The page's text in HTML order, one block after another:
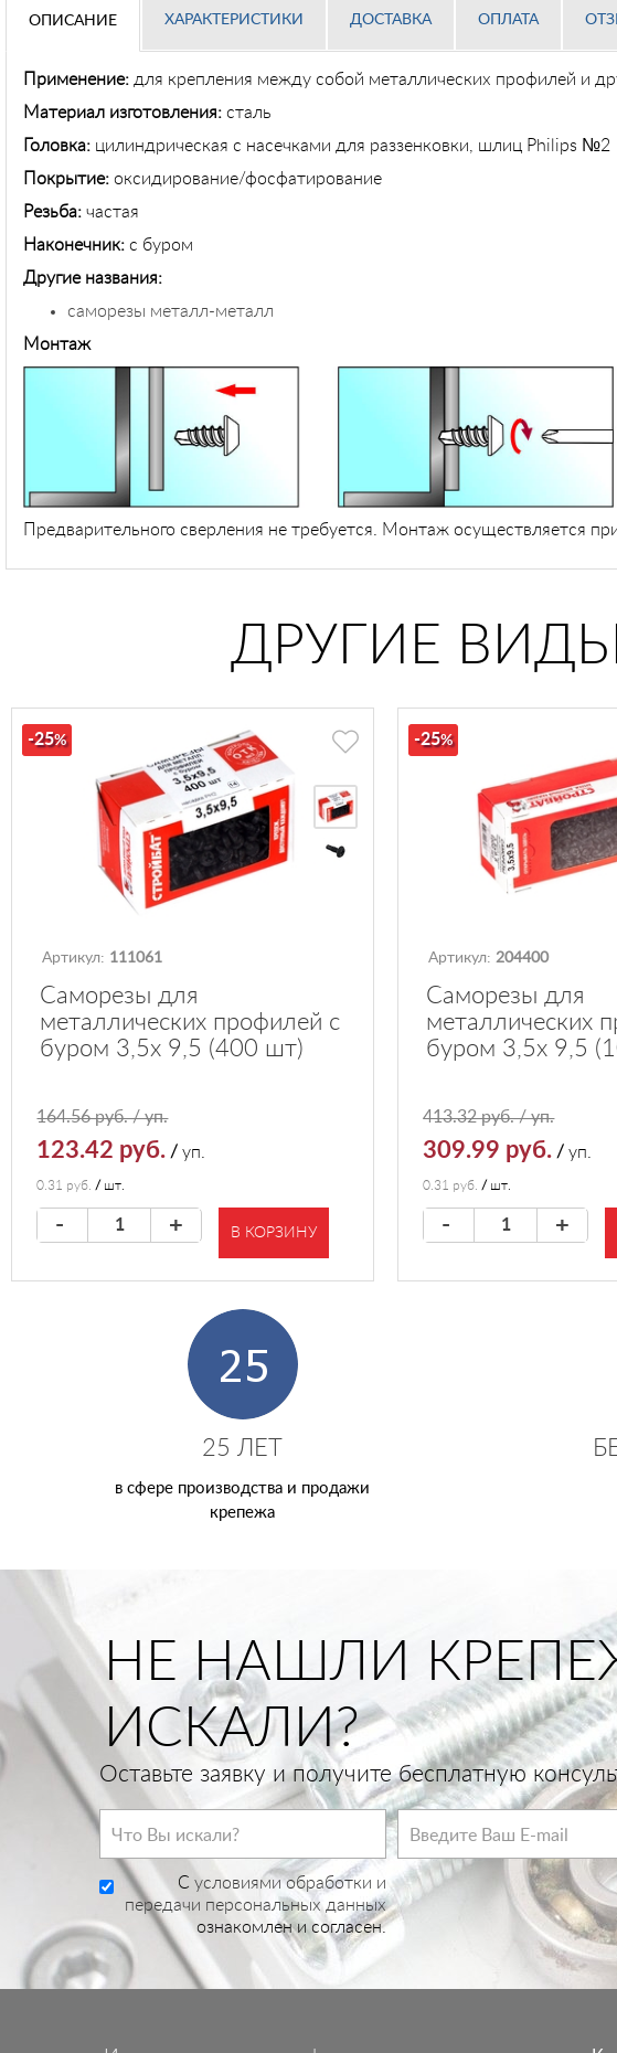
ОПИСАНИЕ ХАРАКТЕРИСТИКИ ДОСТАВКА ОПЛАТА
Применение: для крепления между собой металлических профилей и
Материал изготовления: сталь
Головка: цилиндрическая с насечками для раззенковки, шлиц Philips №2
Покрытие: оксидирование/фосфатирование
Резьба: частая
Наконечник: с буром
Другие названия:
саморезы металл-металл
Монтаж
Предварительного сверления не требуется. Монтаж осуществляется
ДРУГИЕ
-25%
Артикул: 111061
Саморезы для
металлических профилей с
буром 3,5х 9,5 (400 шт)
164.56 руб. / уп.
123.42 руб. /уп.
0.31 руб. / шт.
- + В КОРЗИНУ
-25%
Артикул:204400
Саморезы для
металлических
буром 3,5х 9,5
413.32 руб. / уп.
309.99 руб. /уп.
0.31 руб. / шт.
- +
25 ЛЕТ
в сфере производства и продажи
крепежа
НЕ НАШЛИ
ИСКАЛИ?
Оставьте заявку и получите бесплатную
C условиями обработки и
передачи персональных данных
ознакомлен и согласен.